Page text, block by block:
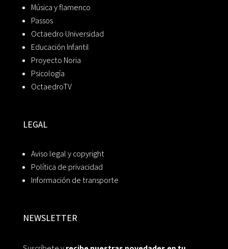
Música y flamenco
Passos
Octaedro Universidad
Educación Infantil
Proyecto Noria
Psicología
OctaedroTV
LEGAL
Aviso legal y copyright
Política de privacidad
Información de transporte
NEWSLETTER